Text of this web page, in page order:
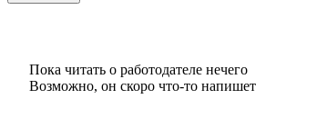
Пока читать о работодателе нечего
Возможно, он скоро что‑то напишет